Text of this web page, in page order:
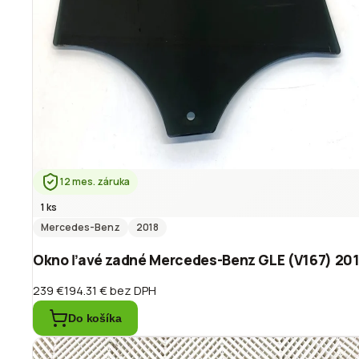
12 mes. záruka
1 ks
Mercedes-Benz
2018
Okno ľavé zadné Mercedes-Benz GLE (V167)
239 €194.31 €bez DPH
Do košíka